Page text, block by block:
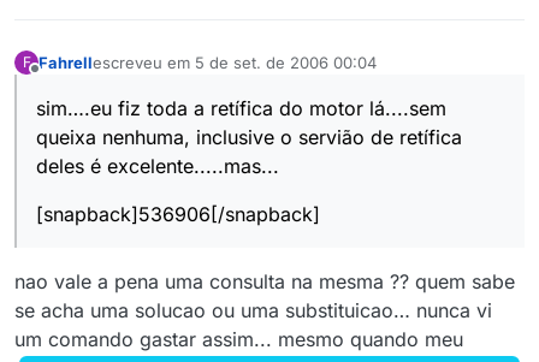
F Fahrellescreveu em 5 de set. de 2006 00:04
última edição por
sim….eu fiz toda a retífica do motor lá....sem
queixa nenhuma, inclusive o servião de retífica
deles é excelente.....mas...
[snapback]536906[/snapback]
nao vale a pena uma consulta na mesma ?? quem sabe
se acha uma solucao ou uma substituicao… nunca vi
um comando gastar assim... mesmo quando meu